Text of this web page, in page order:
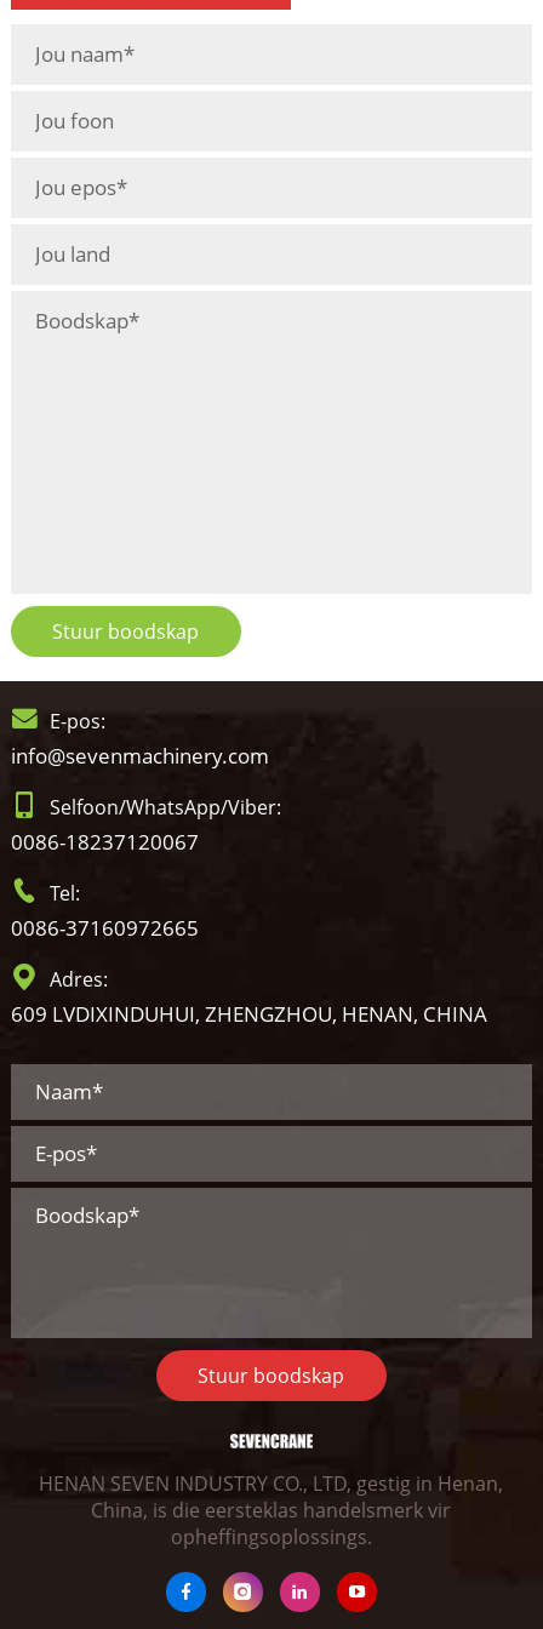
Stuur boodskap
E-pos:
info@sevenmachinery.com
Selfoon/WhatsApp/Viber:
0086-18237120067
Tel:
0086-37160972665
Adres:
609 LVDIXINDUHUI, ZHENGZHOU, HENAN, CHINA
Stuur boodskap
HENAN SEVEN INDUSTRY CO., LTD, gestig in Henan,
China, is die eersteklas handelsmerk vir
opheffingsoplossings.